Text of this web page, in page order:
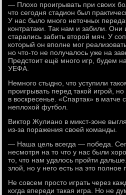
— Плохо проигрывать при своих
что сегодня стадион был
У нас было много неточных
контратаки. Так нам и забили. Они
старались забить второй мяч. У
который он вполне мог
но что-то не получалось уже на
Предстоит ещё много игр, будем
УЕФА.
Немного стыдно, что уступили
проигрывать перед такой игрой,
в воскресенье. «Спартак» в матче
неплохой футбол.
Виктор Жулиано в микст-зоне
из-за поражения своей команды.
— Наша цель всегда — победа.
несмотря на то что у нас были
то, что нам удалось пройти
злой, но у него есть на это полное
Не совсем просто играть через
когда впереди такая игра. Но не